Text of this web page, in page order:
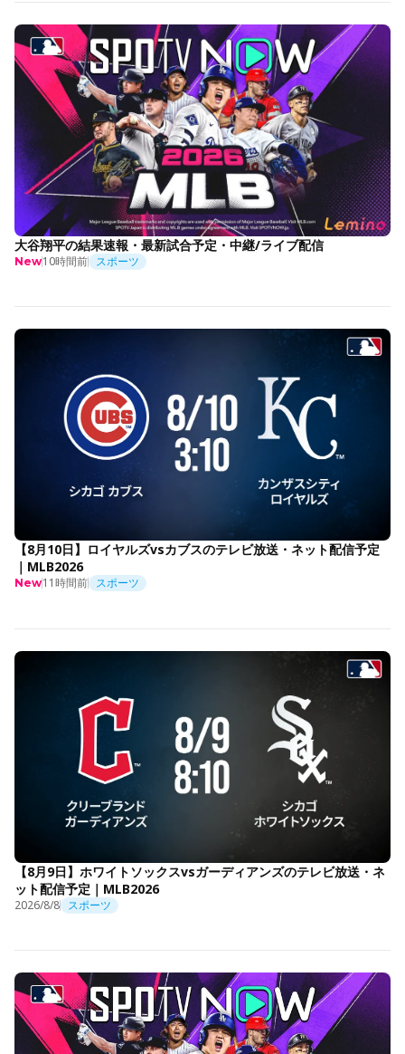
大谷翔平の結果速報・最新試合予定・中継/ライブ配信
New10時間前 スポーツ
【8月10日】ロイヤルズvsカブスのテレビ放送・ネット配信予定
｜MLB2026
New11時間前 スポーツ
【8月9日】ホワイトソックスvsガーディアンズのテレビ放送・ネ
ット配信予定｜MLB2026
2026/8/8 スポーツ